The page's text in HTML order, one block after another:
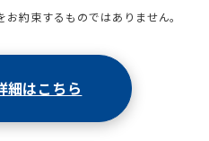
約束するものではありません。
細はこちら